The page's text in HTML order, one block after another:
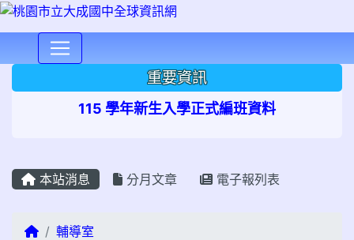
重要資訊
115 學年新生入學正式編班資料
本站消息 分月文章 電子報列表
回首頁輔導室